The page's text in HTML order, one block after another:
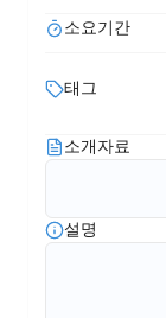
소요기간
태그
소개자료
설명